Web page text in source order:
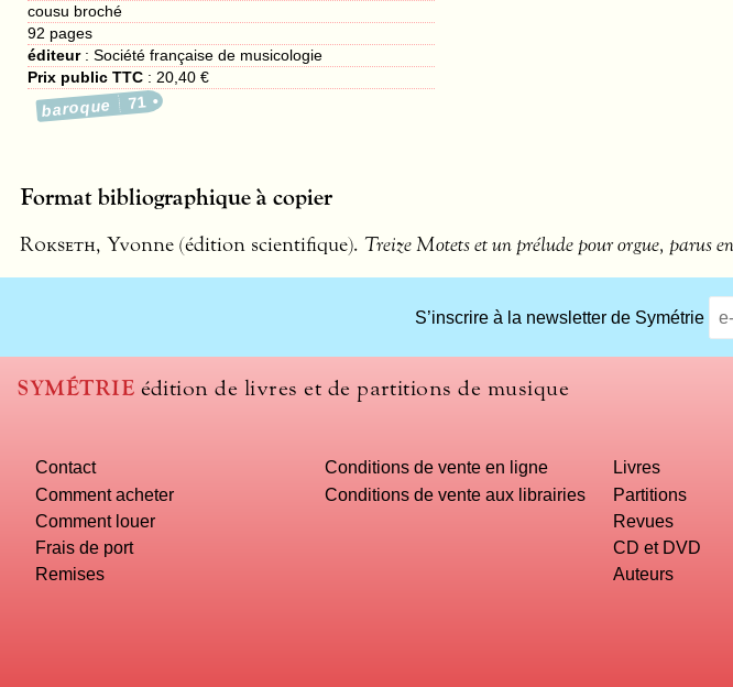
cousu broché
92 pages
éditeur:Société française de musicologie
Prix public TTC : 20,40 €
baroque 71
Format bibliographique à copier
Rokseth, Yvonne (édition scientifique). Treize Motets et un prélude pour orgue, parus
S’inscrire à la newsletter de Symétrie
SYMÉTRIE édition de livres et de partitions de musique
Contact
Comment acheter
Comment louer
Frais de port
Remises
Conditions de vente en ligne
Conditions de vente aux librairies
Livres
Partitions
Revues
CD et DVD
Auteurs